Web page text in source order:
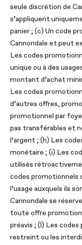
seule discrétion de
s’appliquent
panier ; (c) Un code
Cannondale et peut
Les codes
unique ou à des
montant d’achat
Les codes
d’autres offres,
promotionnel par
pas transférables et
l’argent ; (h) Les
monétaire ; (i) Les
utilisés
codes promotionnels
l’usage auxquels ils
Cannondale se
toute offre
préavis ; (l) Les
restreint ou les